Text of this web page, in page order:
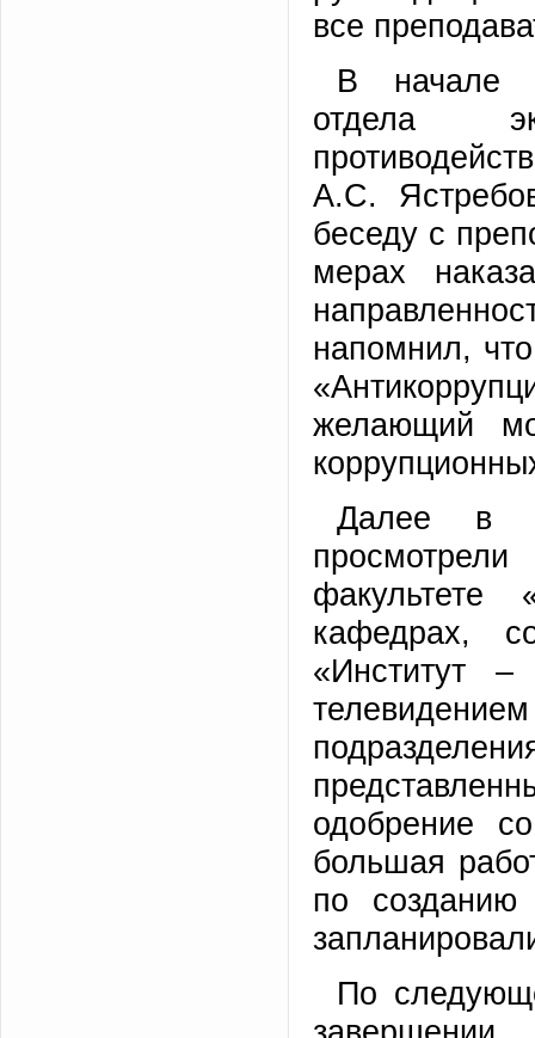
все
В начале
отдела
А.С.
беседу с
мерах
напомнил,
желающий
Далее в
факультете
кафедрах,
«Институт
одобрение
большая
по созданию
По